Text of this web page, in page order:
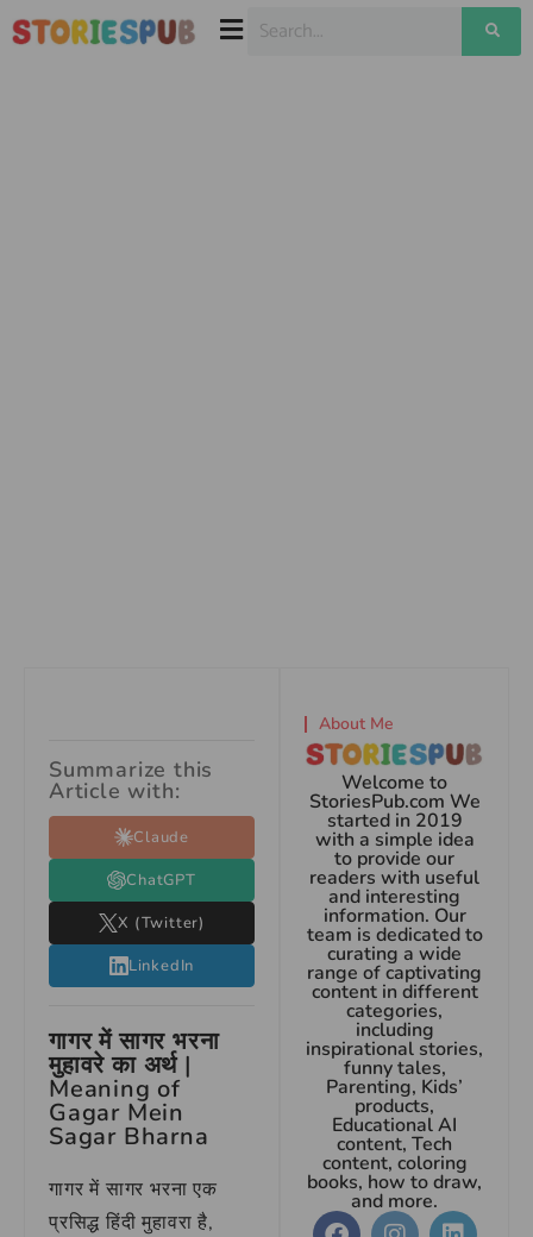
Summarize this
Article with:
Claude
ChatGPT
X (Twitter)
LinkedIn
गागर में सागर भरना
मुहावरे का अर्थ |
Meaning of
Gagar Mein
Sagar Bharna
गागर में सागर भरना एक
प्रसिद्ध हिंदी मुहावरा है,
About Me
Welcome to
StoriesPub.com We
started in 2019
with a simple idea
to provide our
readers with useful
and interesting
information. Our
team is dedicated to
curating a wide
range of captivating
content in different
categories,
including
inspirational stories,
funny tales,
Parenting, Kids’
products,
Educational AI
content, Tech
content, coloring
books, how to draw,
and more.